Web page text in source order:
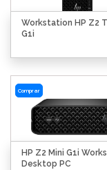
Workstation HP Z2
G1i
Comprar
HP Z2 Mini G1i
Desktop PC